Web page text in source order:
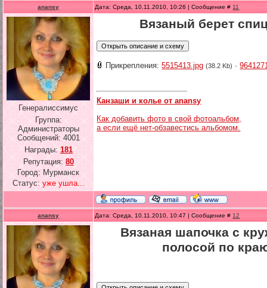
anansy Дата: Среда, 10.11.2010, 10:26 | Сообщение # 11
Генералиссимус
Группа:
Администраторы
Сообщений: 4001
Награды: 181
Репутация: 80
Город: Мурманск
Статус: уже ушла...
Вязаный берет
Прикрепления:5515413.jpg (38.2 Kb) ·
Канзаши и колье от anansy
Как добавить фото в свой фотоальбом,
а если ещё нет-обзавестись альбомом.
anansy Дата: Среда, 10.11.2010, 10:47 | Сообщение # 12
Вязаная шапочка с
полосой по